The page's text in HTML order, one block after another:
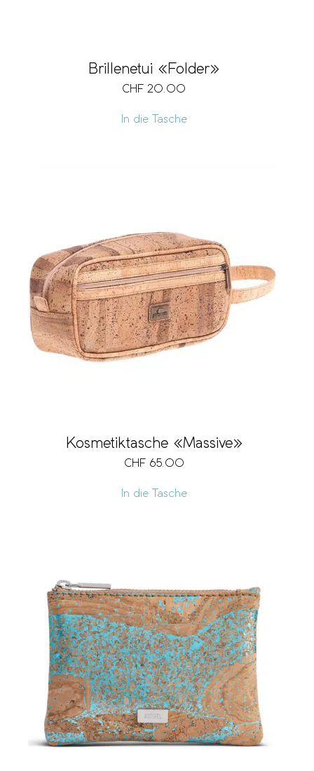
Brillenetui «Folder»
CHF 20.00
In die Tasche
Kosmetiktasche «Massive»
CHF 65.00
In die Tasche